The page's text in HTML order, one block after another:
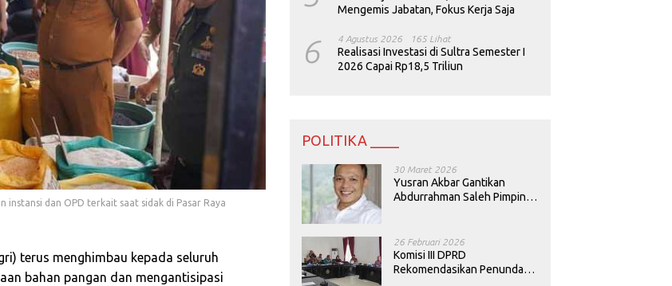
instansi dan OPD terkait saat sidak di Pasar Raya
terus menghimbau kepada seluruh
bahan pangan dan mengantisipasi
Mengemis Jabatan, Fokus Kerja Saja
6 4 Agustus 2026 165 Lihat
Realisasi Investasi di Sultra Semester I
2026 Capai Rp18,5 Triliun
POLITIKA ____
30 Maret 2026
Yusran Akbar Gantikan
Abdurrahman Saleh Pimpin
26 Februari 2026
Komisi III DPRD
Rekomendasikan Penundaan